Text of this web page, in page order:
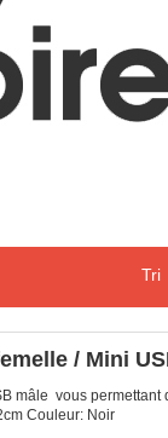
Tri
/ Mini
mâle vous
Couleur: Noir